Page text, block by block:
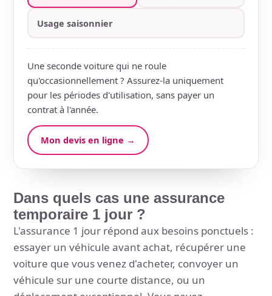
Usage saisonnier
Une seconde voiture qui ne roule
qu'occasionnellement ? Assurez-la uniquement
pour les périodes d'utilisation, sans payer un
contrat à l'année.
Mon devis en ligne →
Dans quels cas une assurance
temporaire 1 jour ?
L'assurance 1 jour répond aux besoins ponctuels :
essayer un véhicule avant achat, récupérer une
voiture que vous venez d'acheter, convoyer un
véhicule sur une courte distance, ou un